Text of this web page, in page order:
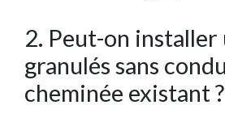
2. Peut-on installer
granulés sans
cheminée existant ?